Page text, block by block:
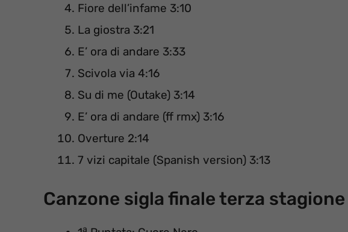
Fiore dell’infame 3:10
La giostra 3:21
E’ ora di andare 3:33
Scivola via 4:16
Su di me (Outake) 3:14
E’ ora di andare (ff rmx) 3:16
Overture 2:14
7 vizi capitale (Spanish version) 3:13
Canzone sigla finale terza
a